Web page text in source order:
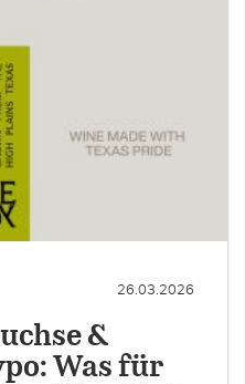
26.03.2026
&
Was für